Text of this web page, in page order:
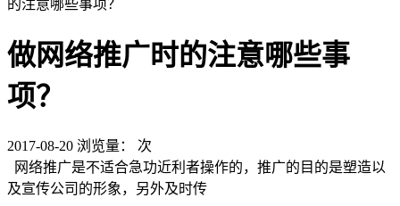
的注意哪些事项？
做网络推广时的注意哪些事
项？
2017-08-20 浏览量：
次
网络推广是不适合急功近利者操作的，推广的目的是塑造以
及宣传公司的形象，另外及时传